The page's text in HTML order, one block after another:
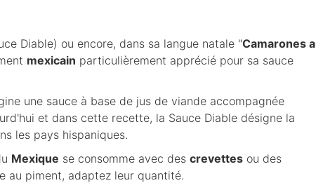
Diable) ou encore, dans sa langue natale "Camarones a
mexicain particulièrement apprécié pour sa sauce
une sauce à base de jus de viande accompagnée
et dans cette recette, la Sauce Diable désigne la
les pays hispaniques.
Mexique se consomme avec des crevettes ou des
au piment, adaptez leur quantité.